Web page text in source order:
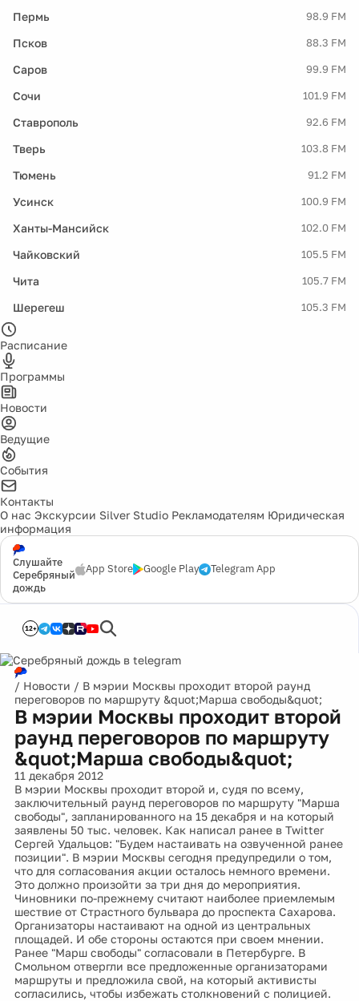
Пермь 98.9 FM
Псков 88.3 FM
Саров 99.9 FM
Сочи 101.9 FM
Ставрополь 92.6 FM
Тверь 103.8 FM
Тюмень 91.2 FM
Усинск 100.9 FM
Ханты-Мансийск 102.0 FM
Чайковский 105.5 FM
Чита 105.7 FM
Шерегеш 105.3 FM
Расписание
Программы
Новости
Ведущие
События
Контакты
О нас Экскурсии Silver Studio Рекламодателям Юридическая
информация
Слушайте
Серебряный
дождь
App Store Google Play Telegram App
12+
/ Новости / В мэрии Москвы проходит второй раунд
переговоров по маршруту &quot;Марша свободы&quot;
В мэрии Москвы проходит второй
раунд переговоров по маршруту
&quot;Марша свободы&quot;
11 декабря 2012
В мэрии Москвы проходит второй и, судя по всему,
заключительный раунд переговоров по маршруту "Марша
свободы", запланированного на 15 декабря и на который
заявлены 50 тыс. человек. Как написал ранее в Twitter
Сергей Удальцов: "Будем настаивать на озвученной ранее
позиции". В мэрии Москвы сегодня предупредили о том,
что для согласования акции осталось немного времени.
Это должно произойти за три дня до мероприятия.
Чиновники по-прежнему считают наиболее приемлемым
шествие от Страстного бульвара до проспекта Сахарова.
Организаторы настаивают на одной из центральных
площадей. И обе стороны остаются при своем мнении.
Ранее "Марш свободы" согласовали в Петербурге. В
Смольном отвергли все предложенные организаторами
маршруты и предложила свой, на который активисты
согласились, чтобы избежать столкновений с полицией.